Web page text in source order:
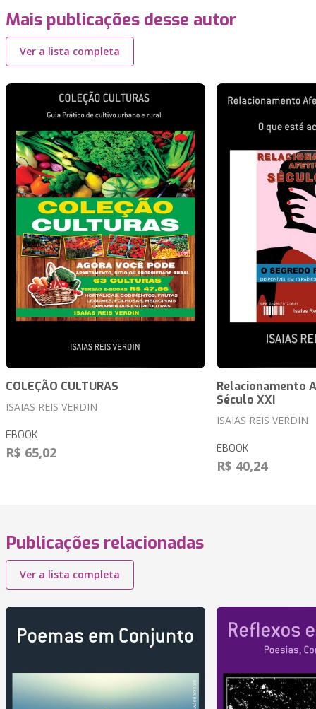
Mais publicações desse autor
Ver a lista completa
COLEÇÃO CULTURAS
ISAIAS REIS VERDIN
EBOOK
R$ 65,02
Relacionamento
Século XXI
ISAIAS REIS VERDIN
EBOOK
R$ 40,24
Publicações relacionadas
Ver a lista completa